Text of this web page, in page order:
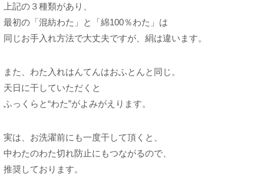
上記の３種類があり、
最初の「混紡わた」と「綿100％わた」は
同じお手入れ方法で大丈夫ですが、絹は違います。
また、わた入れはんてんはおふとんと同じ。
天日に干していただくと
ふっくらと“わた”がよみがえります。
実は、お洗濯前にも一度干して頂くと、
中わたのわた切れ防止にもつながるので、
推奨しております。